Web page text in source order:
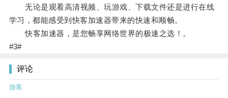
无论是观看高清视频、玩游戏、下载文件还是进行在线
学习，都能感受到快客加速器带来的快速和顺畅。
快客加速器，是您畅享网络世界的极速之选！。
#3#
评论
游客